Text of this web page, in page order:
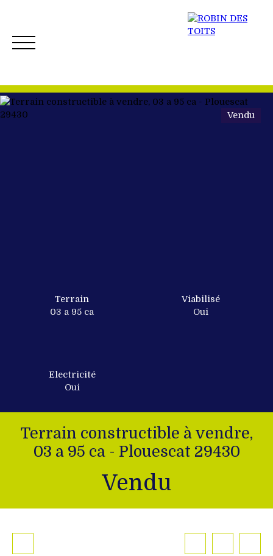
Vendu
Terrain
03 a 95 ca
Viabilisé
Oui
Electricité
Oui
Terrain constructible à vendre,
03 a 95 ca - Plouescat 29430
Vendu